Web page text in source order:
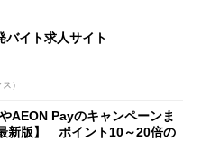
バイト求人サイト
）
AEON Payのキャンペーンま
新版】 ポイント10～20倍の